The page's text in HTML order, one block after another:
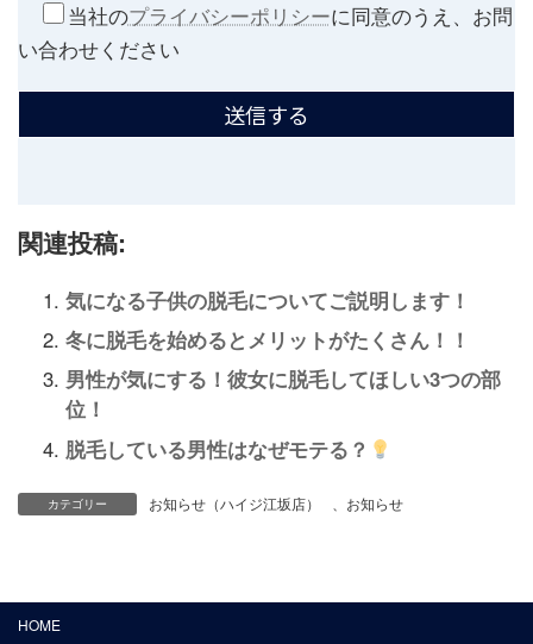
当社のプライバシーポリシーに同意のうえ、お問
い合わせください
関連投稿:
気になる子供の脱毛についてご説明します！
冬に脱毛を始めるとメリットがたくさん！！
男性が気にする！彼女に脱毛してほしい3つの部
位！
脱毛している男性はなぜモテる？
カテゴリー お知らせ（ハイジ江坂店） お知らせ
HOME